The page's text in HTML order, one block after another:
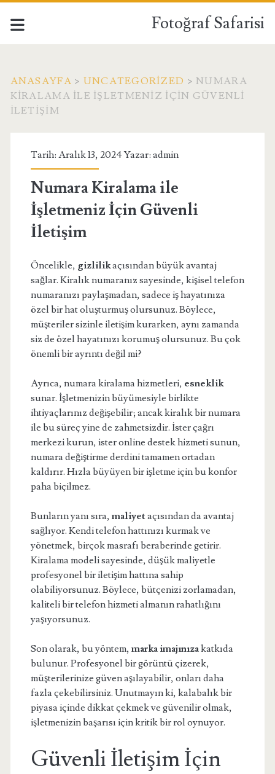
Fotoğraf Safarisi
ANASAYFA > UNCATEGORIZED >NUMARA
KIRALAMA ILE İŞLETMENIZ İÇIN GÜVENLI
İLETIŞIM
Tarih: Aralık 13, 2024 Yazar: admin
Numara Kiralama ile
İşletmeniz İçin Güvenli
İletişim
Öncelikle, gizlilikaçısından büyük avantaj
sağlar. Kiralık numaranız sayesinde, kişisel telefon
numaranızı paylaşmadan, sadece iş hayatınıza
özel bir hat oluşturmuş olursunuz. Böylece,
müşteriler sizinle iletişim kurarken, aynı zamanda
siz de özel hayatınızı korumuş olursunuz. Bu çok
önemli bir ayrıntı değil mi?
Ayrıca, numara kiralama hizmetleri, esneklik
sunar. İşletmenizin büyümesiyle birlikte
ihtiyaçlarınız değişebilir; ancak kiralık bir numara
ile bu süreç yine de zahmetsizdir. İster çağrı
merkezi kurun, ister online destek hizmeti sunun,
numara değiştirme derdini tamamen ortadan
kaldırır. Hızla büyüyen bir işletme için bu konfor
paha biçilmez.
Bunların yanı sıra, maliyetaçısından da avantaj
sağlıyor. Kendi telefon hattınızı kurmak ve
yönetmek, birçok masrafı beraberinde getirir.
Kiralama modeli sayesinde, düşük maliyetle
profesyonel bir iletişim hattına sahip
olabiliyorsunuz. Böylece, bütçenizi zorlamadan,
kaliteli bir telefon hizmeti almanın rahatlığını
yaşıyorsunuz.
Son olarak, bu yöntem, marka imajınızakatkıda
bulunur. Profesyonel bir görüntü çizerek,
müşterilerinize güven aşılayabilir, onları daha
fazla çekebilirsiniz. Unutmayın ki, kalabalık bir
piyasa içinde dikkat çekmek ve güvenilir olmak,
işletmenizin başarısı için kritik bir rol oynuyor.
Güvenli İletişim İçin